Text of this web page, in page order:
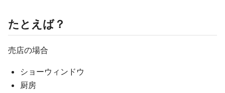
たとえば？
売店の場合
ショーウィンドウ
厨房